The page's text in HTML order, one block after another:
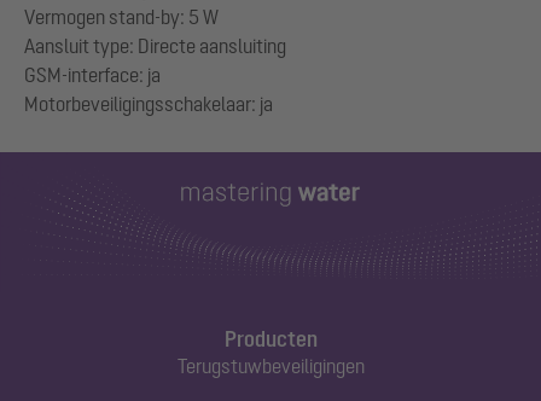
Vermogen stand-by: 5 W
Aansluit type: Directe aansluiting
GSM-interface: ja
Producten
Terugstuwbeveiligingen